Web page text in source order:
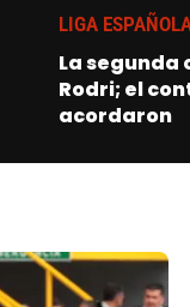
LIGA
La
Rodri; el
acordaron